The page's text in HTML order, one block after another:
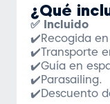
¿Qué
✅ Incluido
✔️Recogida
✔️Transporte
✔️Guía en
✔️Parasailing.
✔️Descuento